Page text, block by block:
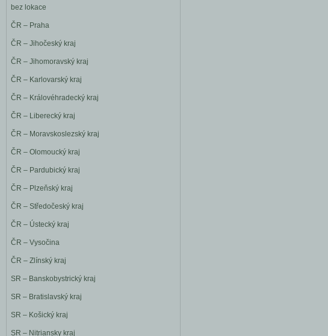
bez lokace
ČR – Praha
ČR – Jihočeský kraj
ČR – Jihomoravský kraj
ČR – Karlovarský kraj
ČR – Královéhradecký kraj
ČR – Liberecký kraj
ČR – Moravskoslezský kraj
ČR – Olomoucký kraj
ČR – Pardubický kraj
ČR – Plzeňský kraj
ČR – Středočeský kraj
ČR – Ústecký kraj
ČR – Vysočina
ČR – Zlínský kraj
SR – Banskobystrický kraj
SR – Bratislavský kraj
SR – Košický kraj
SR – Nitriansky kraj